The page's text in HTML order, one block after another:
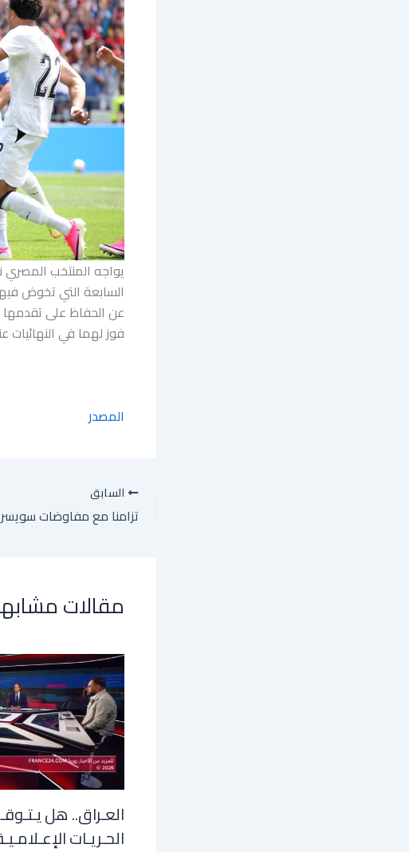
يواجه المنتخب المصري
السابعة التي تخوض
فوز لهما في النهائيات
المصدر
السابق
مقالات
العـراق.. هل
الحـريـات